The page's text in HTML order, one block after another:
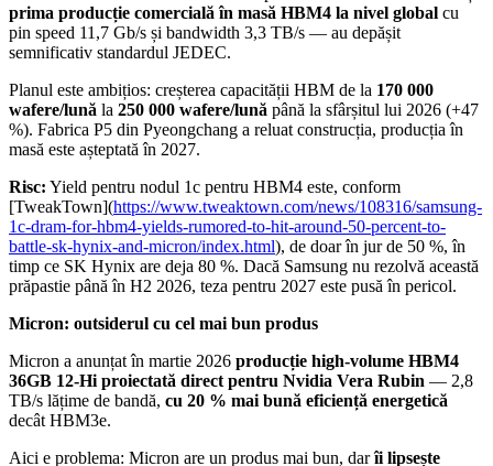
prima producție comercială în masă HBM4 la nivel global cu
pin speed 11,7 Gb/s și bandwidth 3,3 TB/s — au depășit
semnificativ standardul JEDEC.
Planul este ambițios: creșterea capacității HBM de la 170 000
wafere/lună la 250 000 wafere/lună până la sfârșitul lui 2026 (+47
%). Fabrica P5 din Pyeongchang a reluat construcția, producția în
masă este așteptată în 2027.
Risc: Yield pentru nodul 1c pentru HBM4 este, conform
[TweakTown](https://www.tweaktown.com/news/108316/samsung-
1c-dram-for-hbm4-yields-rumored-to-hit-around-50-percent-to-
battle-sk-hynix-and-micron/index.html), de doar în jur de 50 %, în
timp ce SK Hynix are deja 80 %. Dacă Samsung nu rezolvă această
prăpastie până în H2 2026, teza pentru 2027 este pusă în pericol.
Micron: outsiderul cu cel mai bun produs
Micron a anunțat în martie 2026 producție high-volume HBM4
36GB 12-Hi proiectată direct pentru Nvidia Vera Rubin — 2,8
TB/s lățime de bandă, cu 20 % mai bună eficiență energetică
decât HBM3e.
Aici e problema: Micron are un produs mai bun, darîi lipsește